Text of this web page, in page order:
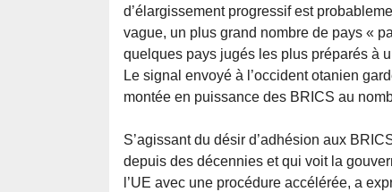
d’élargissement progressif est
vague, un plus grand nombre de pays «
quelques pays jugés les plus préparés à
Le signal envoyé à l’occident otanien
montée en puissance des BRICS au
S’agissant du désir d’adhésion aux
depuis des décennies et qui voit la
l’UE avec une procédure accélérée, a